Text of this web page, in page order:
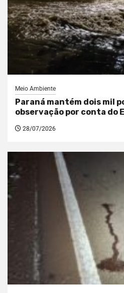
Meio Ambiente
Paraná mantém dois mil
observação por conta do
28/07/2026